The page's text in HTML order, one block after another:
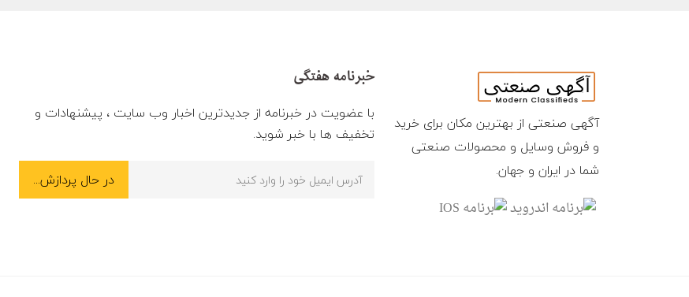
آگهی صنعتی از بهترین مکان برای خرید
و فروش وسایل و محصولات صنعتی
شما در ایران و جهان.
خبرنامه هفتگی
با عضویت در خبرنامه از جدیدترین اخبار وب سایت ، پیشنهادات و
تخفیف ها با خبر شوید.